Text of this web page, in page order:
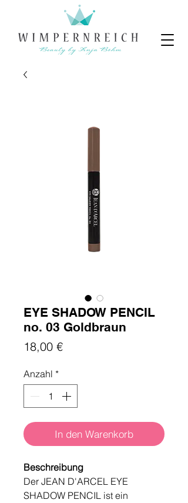
EYE SHADOW PENCIL
no. 03 Goldbraun
18,00 €Preis
Anzahl *
In den Warenkorb
Beschreibung
Der JEAN D'ARCEL EYE
SHADOW PENCIL ist ein